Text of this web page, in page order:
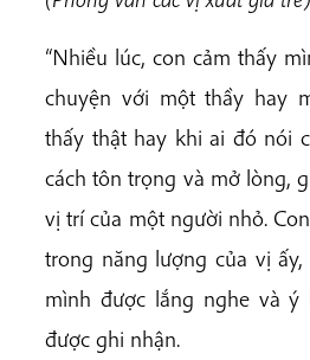
“Nhiều lúc, con cảm thấy
chuyện với một thầy hay
thấy thật hay khi ai đó nói
cách tôn trọng và mở lòng,
vị trí của một người nhỏ.
trong năng lượng của vị
mình được lắng nghe và ý
được ghi nhận.